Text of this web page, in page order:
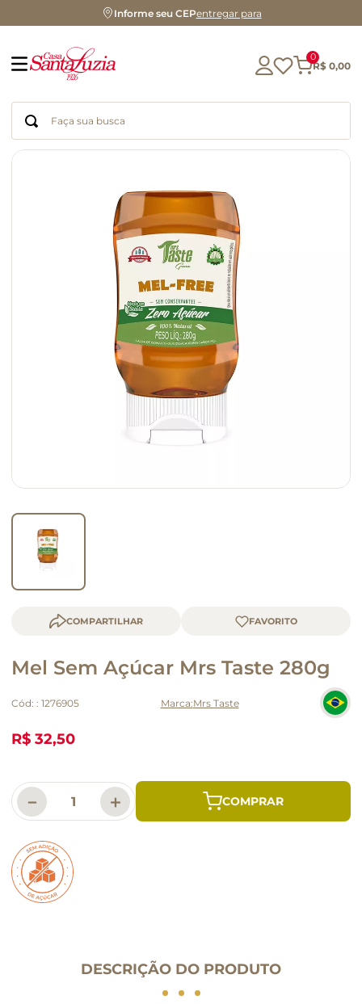
Informe seu CEPentregar para
0
R$ 0,00
Faça sua busca
COMPARTILHAR
Mel Sem Açúcar Mrs Taste 280g
Cód: : 1276905 Mrs Taste
R$ 32,50
＋
－
DESCRIÇÃO DO PRODUTO